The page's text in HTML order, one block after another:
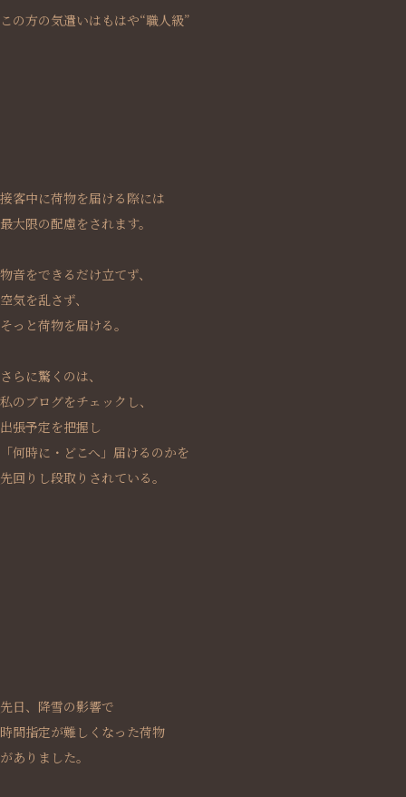
この方の気遣いはもはや“職人級”
接客中に荷物を届ける際には
最大限の配慮をされます。
物音をできるだけ立てず、
空気を乱さず、
そっと荷物を届ける。
さらに驚くのは、
私のブログをチェックし、
出張予定を把握し
「何時に・どこへ」届けるのかを
先回りし段取りされている。
先日、降雪の影響で
時間指定が難しくなった荷物
がありました。